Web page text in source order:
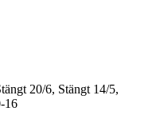
20/6, Stängt 14/5,
16